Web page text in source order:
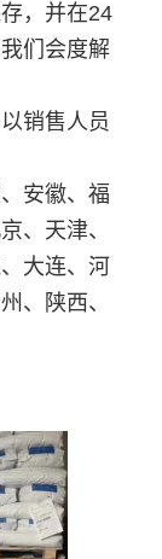
，并在24
们会度解
销售人员
安徽、福
、天津、
大连、河
、陕西、